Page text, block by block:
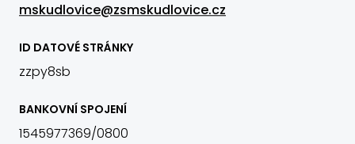
mskudlovice@zsmskudlovice.cz
ID DATOVÉ STRÁNKY
zzpy8sb
BANKOVNÍ SPOJENÍ
1545977369/0800